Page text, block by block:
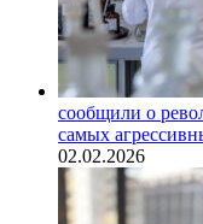
сообщили о
самых
02.02.2026